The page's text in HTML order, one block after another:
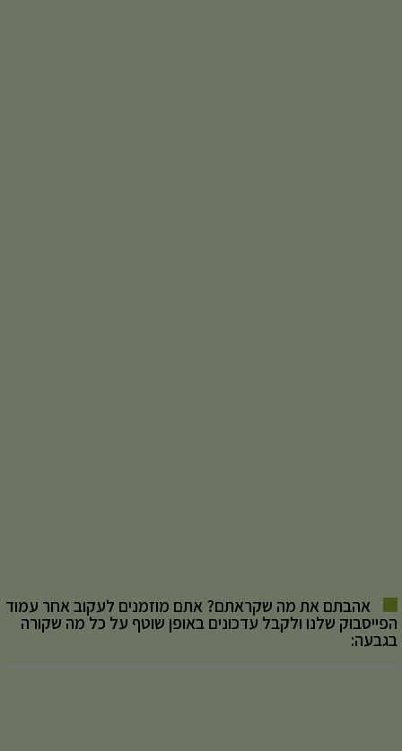
אהבתם את מה שקראתם? אתם מוזמנים לעקוב אחר עמוד
הפייסבוק שלנו ולקבל עדכונים באופן שוטף על כל מה שקורה
בגבעה: